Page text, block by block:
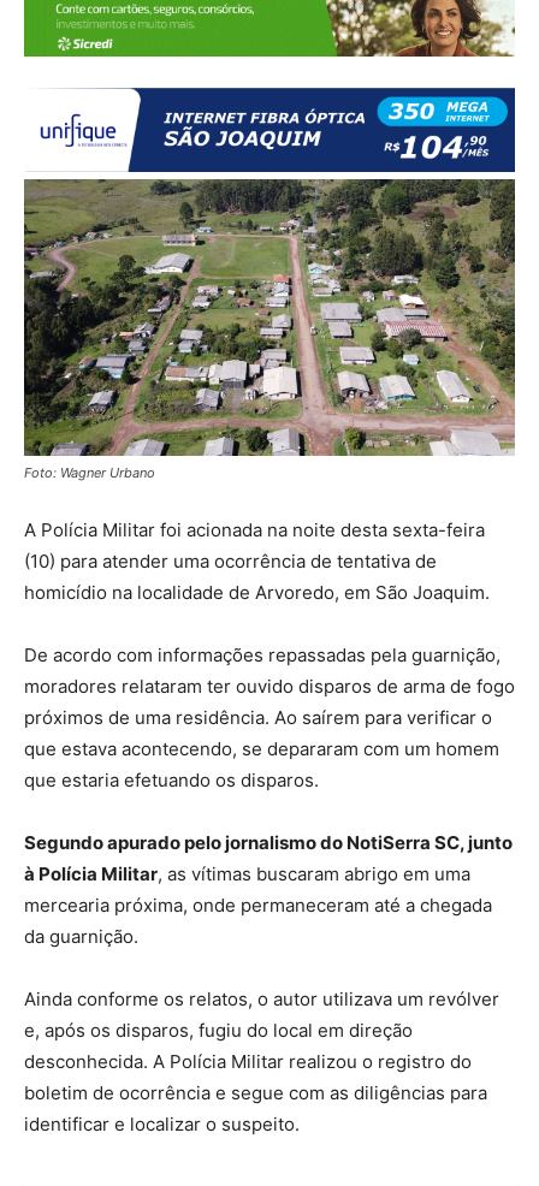
Foto: Wagner Urbano
A Polícia Militar foi acionada na noite desta sexta-feira
(10) para atender uma ocorrência de tentativa de
homicídio na localidade de Arvoredo, em São Joaquim.
De acordo com informações repassadas pela guarnição,
moradores relataram ter ouvido disparos de arma de fogo
próximos de uma residência. Ao saírem para verificar o
que estava acontecendo, se depararam com um homem
que estaria efetuando os disparos.
Segundo apurado pelo jornalismo do NotiSerra SC, junto
à Polícia Militar, as vítimas buscaram abrigo em uma
mercearia próxima, onde permaneceram até a chegada
da guarnição.
Ainda conforme os relatos, o autor utilizava um revólver
e, após os disparos, fugiu do local em direção
desconhecida. A Polícia Militar realizou o registro do
boletim de ocorrência e segue com as diligências para
identificar e localizar o suspeito.